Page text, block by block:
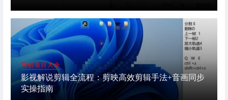
网创项目大全
影视解说剪辑全流程：剪映高效剪辑手法+音画同步
实操指南